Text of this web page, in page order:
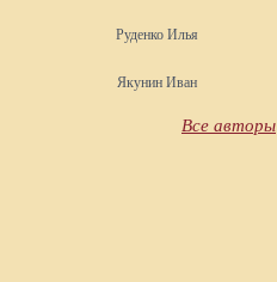
Руденко Илья
Якунин Иван
Все авторы